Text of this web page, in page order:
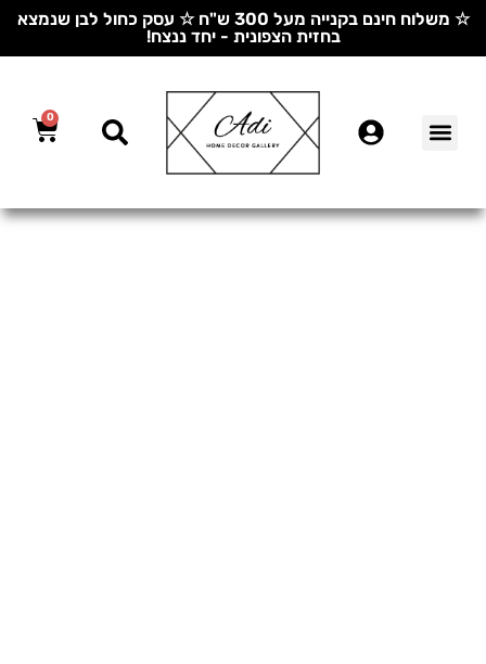
☆ משלוח חינם בקנייה מעל 300 ש"ח ☆ עסק כחול לבן שנמצא
בחזית הצפונית - יחד ננצח!
0